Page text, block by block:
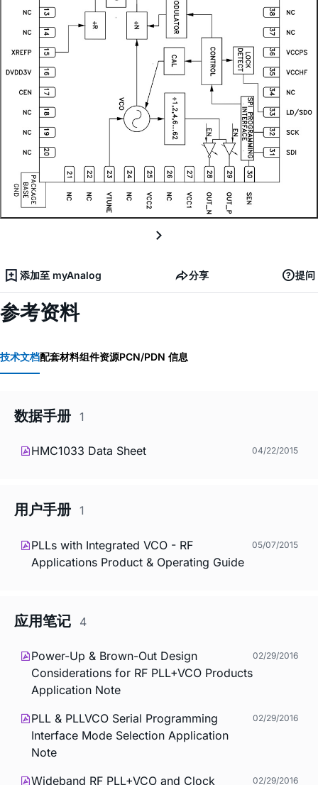
添加至 myAnalog 分享 提问
参考资料
技术文档配套材料组件资源PCN/PDN 信息
数据手册 1
HMC1033 Data Sheet 04/22/2015
用户手册 1
PLLs with Integrated VCO - RF
Applications Product & Operating Guide
05/07/2015
应用笔记 4
Power-Up & Brown-Out Design
Considerations for RF PLL+VCO Products
Application Note
02/29/2016
PLL & PLLVCO Serial Programming
Interface Mode Selection Application
Note
02/29/2016
Wideband RF PLL+VCO and Clock
02/29/2016